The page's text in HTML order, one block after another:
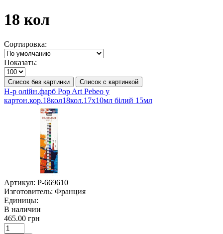
18 кол
Сортировка:
Показать:
Список без картинки Список с картинкой
Н-р олійн.фарб Pop Art Pebeo у
картон.кор.18кол18кол.17х10мл білий 15мл
Артикул: P-669610
Изготовитель: Франция
Единицы:
В наличии
465.00 грн